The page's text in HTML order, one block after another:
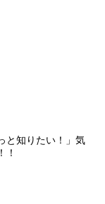
と知りたい！」気
！